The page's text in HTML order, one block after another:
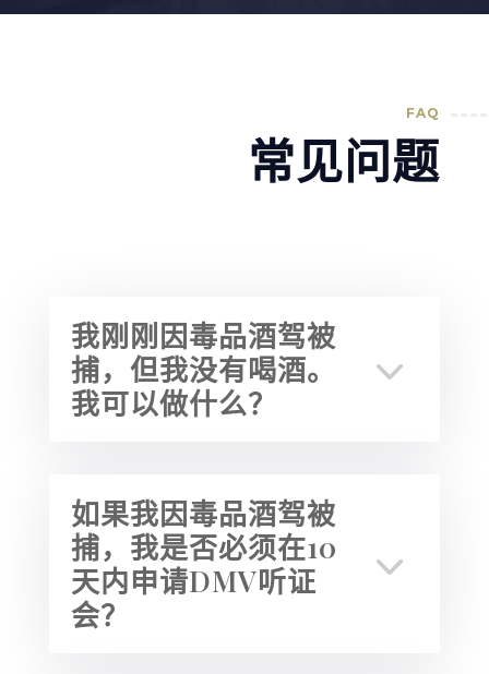
FAQ
常见问题
我刚刚因毒品酒驾被
捕，但我没有喝酒。
我可以做什么？
如果我因毒品酒驾被
捕，我是否必须在10
天内申请DMV听证
会？